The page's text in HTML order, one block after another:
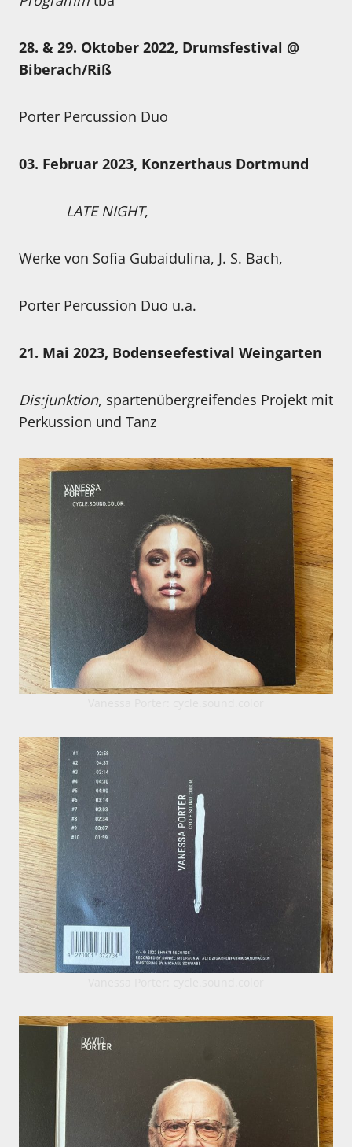
28. & 29. Oktober 2022, Drumsfestival @
Biberach/Riß
Porter Percussion Duo
03. Februar 2023, Konzerthaus Dortmund
LATE NIGHT,
Werke von Sofia Gubaidulina, J. S. Bach,
Porter Percussion Duo u.a.
21. Mai 2023, Bodenseefestival Weingarten
Dis:junktion, spartenübergreifendes Projekt mit
Perkussion und Tanz